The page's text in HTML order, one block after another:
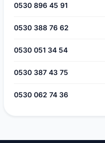
0530 896 45 91
0530 388 76 62
0530 051 34 54
0530 387 43 75
0530 062 74 36